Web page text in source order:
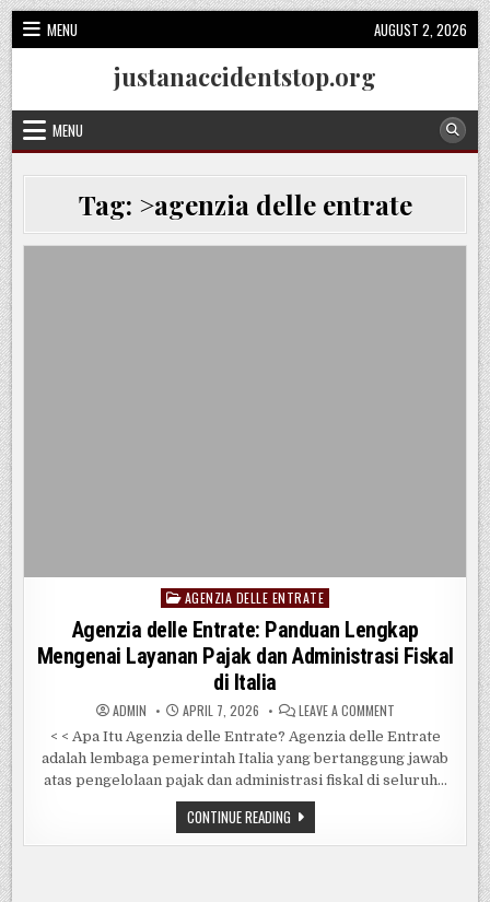
Skip
to
content
MENU AUGUST 2, 2026
justanaccidentstop.org
MENU
Tag: >agenzia delle entrate
Posted
in
AGENZIA DELLE ENTRATE
Agenzia delle Entrate: Panduan Lengkap
Mengenai Layanan Pajak dan Administrasi Fiskal
di Italia
ADMIN APRIL 7, 2026 LEAVE A COMMENTON
DELLE
ENTRATE:
PANDUAN
LENGKAP
MENGENAI
< < Apa Itu Agenzia delle Entrate? Agenzia delle Entrate
adalah lembaga pemerintah Italia yang bertanggung jawab
atas pengelolaan pajak dan administrasi fiskal di seluruh...
CONTINUE READINGAGENZIA
DELLE
ENTRATE: